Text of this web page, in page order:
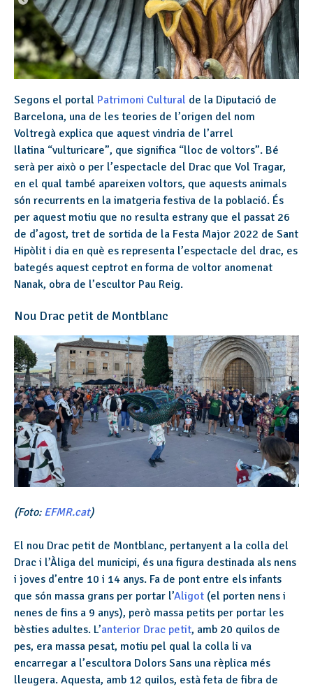
Segons el portal Patrimoni Cultural de la Diputació de
Barcelona, una de les teories de l’origen del nom
Voltregà explica que aquest vindria de l’arrel
llatina “vulturicare”, que significa “lloc de voltors”. Bé
serà per això o per l’espectacle del Drac que Vol Tragar,
en el qual també apareixen voltors, que aquests animals
són recurrents en la imatgeria festiva de la població. És
per aquest motiu que no resulta estrany que el passat 26
de d’agost, tret de sortida de la Festa Major 2022 de Sant
Hipòlit i dia en què es representa l’espectacle del drac, es
bategés aquest ceptrot en forma de voltor anomenat
Nanak, obra de l’escultor Pau Reig.
Nou Drac petit de Montblanc
(Foto: EFMR.cat)
El nou Drac petit de Montblanc, pertanyent a la colla del
Drac i l’Àliga del municipi, és una figura destinada als nens
i joves d’entre 10 i 14 anys. Fa de pont entre els infants
que són massa grans per portar l’Aligot (el porten nens i
nenes de fins a 9 anys), però massa petits per portar les
bèsties adultes. L’anterior Drac petit, amb 20 quilos de
pes, era massa pesat, motiu pel qual la colla li va
encarregar a l’escultora Dolors Sans una rèplica més
lleugera. Aquesta, amb 12 quilos, està feta de fibra de